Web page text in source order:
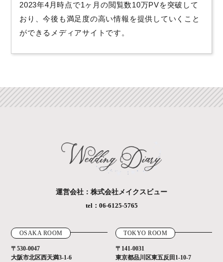
2023年4月時点で1ヶ月の閲覧数10万PVを突破して
おり、今後も満足度の高い情報を提供していくこと
ができるメディアサイトです。
運営会社：株式会社メイクスビュー
tel：06-6125-5765
OSAKA ROOM
〒530-0047
大阪市北区西天満3-1-6
TOKYO ROOM
〒141-0031
東京都品川区東五反田1-10-7